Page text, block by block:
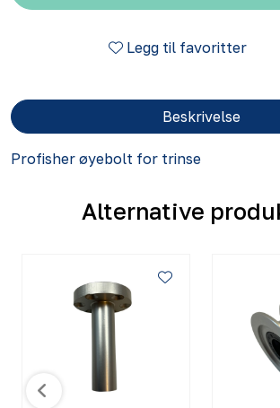
Legg til favoritter
Beskrivelse
Profisher øyebolt for trinse
Alternative